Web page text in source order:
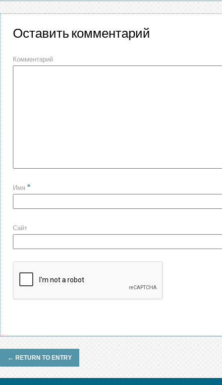
Оставить комментарий
Комментарий
Имя *
Сайт
← RETURN TO ENTRY